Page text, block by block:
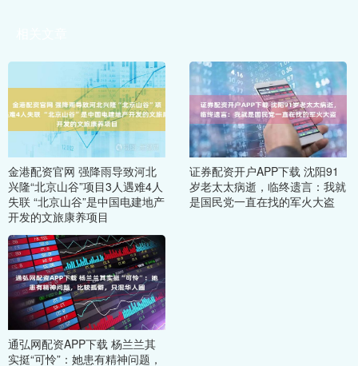
金港配资官网 强降雨导致河北
兴隆“北京山谷”项目3人遇难4人
失联 “北京山谷”是中国电建地产
开发的文旅康养项目
证券配资开户APP下载 沈阳91
岁老太太病逝，临终遗言：我就
是国民党一直在找的军火大盗
通弘网配资APP下载 杨兰兰其
实挺“可怜”：她患有精神问题，